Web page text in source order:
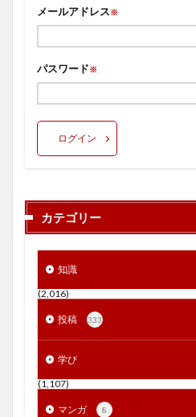
メールアドレス※
パスワード※
ログイン
カテゴリー
知識
(2,016)
投稿 333
学び
(1,107)
マンガ 8